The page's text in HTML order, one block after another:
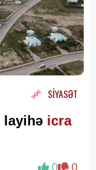
SİYASƏT
layihə icra
0 0